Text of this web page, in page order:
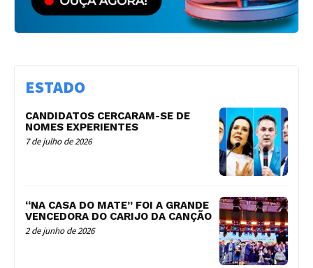
ESTADO
CANDIDATOS CERCARAM-SE DE
NOMES EXPERIENTES
7 de julho de 2026
“NA CASA DO MATE” FOI A GRANDE
VENCEDORA DO CARIJO DA CANÇÃO
2 de junho de 2026